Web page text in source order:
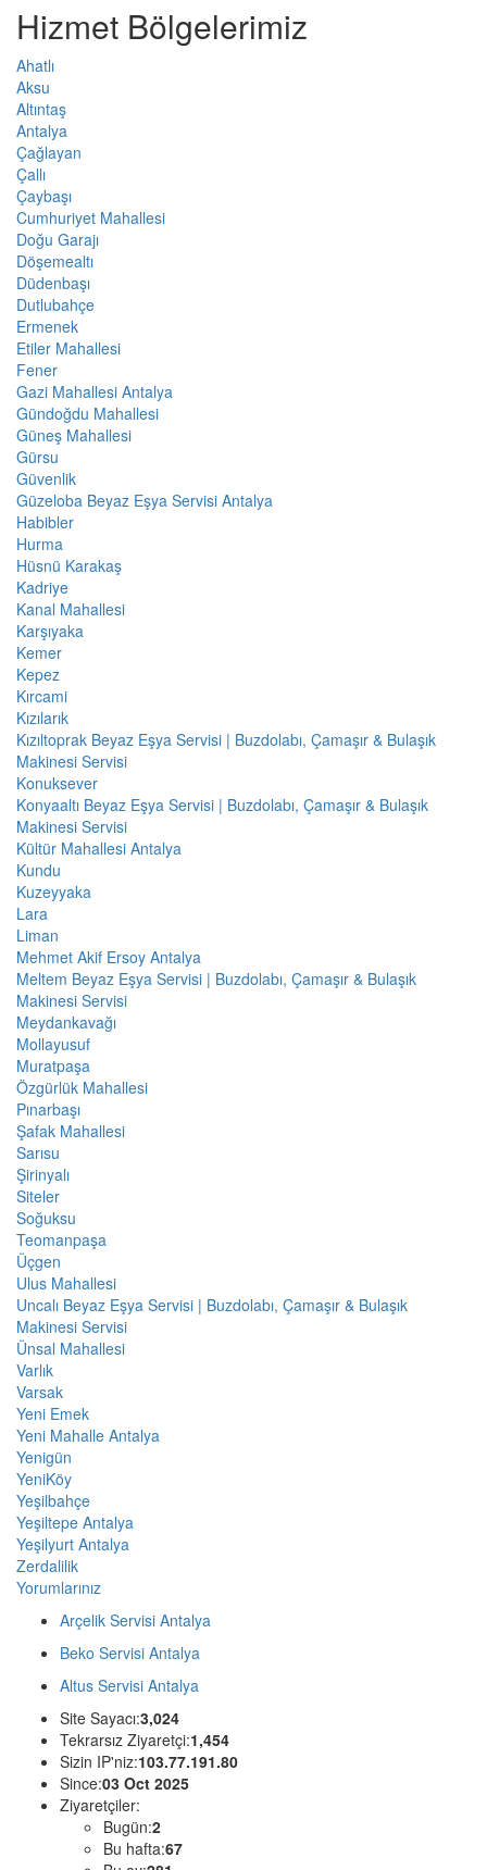
Hizmet Bölgelerimiz
Ahatlı
Aksu
Altıntaş
Antalya
Çağlayan
Çallı
Çaybaşı
Cumhuriyet Mahallesi
Doğu Garajı
Döşemealtı
Düdenbaşı
Dutlubahçe
Ermenek
Etiler Mahallesi
Fener
Gazi Mahallesi Antalya
Gündoğdu Mahallesi
Güneş Mahallesi
Gürsu
Güvenlik
Güzeloba Beyaz Eşya Servisi Antalya
Habibler
Hurma
Hüsnü Karakaş
Kadriye
Kanal Mahallesi
Karşıyaka
Kemer
Kepez
Kırcami
Kızılarık
Kızıltoprak Beyaz Eşya Servisi | Buzdolabı, Çamaşır & Bulaşık
Makinesi Servisi
Konuksever
Konyaaltı Beyaz Eşya Servisi | Buzdolabı, Çamaşır & Bulaşık
Makinesi Servisi
Kültür Mahallesi Antalya
Kundu
Kuzeyyaka
Lara
Liman
Mehmet Akif Ersoy Antalya
Meltem Beyaz Eşya Servisi | Buzdolabı, Çamaşır & Bulaşık
Makinesi Servisi
Meydankavağı
Mollayusuf
Muratpaşa
Özgürlük Mahallesi
Pınarbaşı
Şafak Mahallesi
Sarısu
Şirinyalı
Siteler
Soğuksu
Teomanpaşa
Üçgen
Ulus Mahallesi
Uncalı Beyaz Eşya Servisi | Buzdolabı, Çamaşır & Bulaşık
Makinesi Servisi
Ünsal Mahallesi
Varlık
Varsak
Yeni Emek
Yeni Mahalle Antalya
Yenigün
YeniKöy
Yeşilbahçe
Yeşiltepe Antalya
Yeşilyurt Antalya
Zerdalilik
Yorumlarınız
Arçelik Servisi Antalya
Beko Servisi Antalya
Altus Servisi Antalya
Site Sayacı:3,024
Tekrarsız Ziyaretçi:1,454
Sizin IP'niz:103.77.191.80
Since:03 Oct 2025
Ziyaretçiler:
Bugün:2
Bu hafta:67